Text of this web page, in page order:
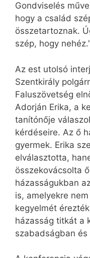
Gondviselés
hogy a család
összetartoznak.
szép, hogy
Az est utolsó
Szentkirály
Faluszövetség
Adorján Erika, a
tanítónője
kérdéseire. Az ő
gyermek. Erika
elválasztotta,
összekovácsolta
házasságukban
is, amelyekre
kegyelmét
házasság titkát a
szabadságban